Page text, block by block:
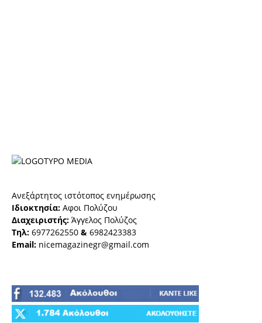
Ανεξάρτητος ιστότοπος ενημέρωσης
Ιδιοκτησία: Αφοι Πολύζου
Διαχειριστής: Άγγελος Πολύζος
Τηλ: 6977262550 & 6982423383
Email: nicemagazinegr@gmail.com